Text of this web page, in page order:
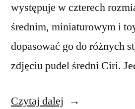
występuje w czterech
średnim, miniaturowym i
dopasować go do różnych
zdjęciu pudel średni Ciri.
Czytaj dalej „Pudel